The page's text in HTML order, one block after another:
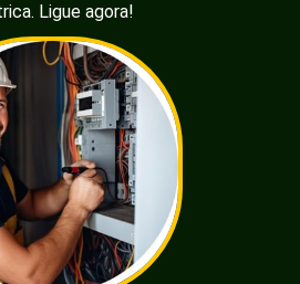
Ligue agora!